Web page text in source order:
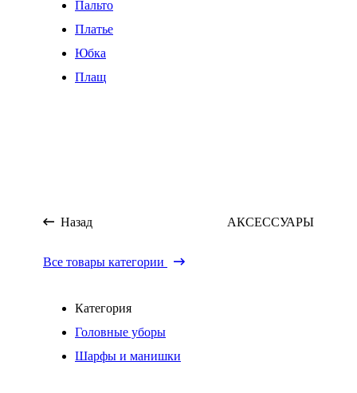
Пальто
Платье
Юбка
Плащ
Назад АКСЕССУАРЫ
Все товары категории
Категория
Головные уборы
Шарфы и манишки